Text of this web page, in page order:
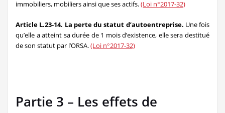
immobiliers, mobiliers ainsi que ses actifs.(Loi n°2017-32)
Article L.23-14. La perte du statut d’autoentreprise. Une fois
qu’elle a atteint sa durée de 1 mois d’existence, elle sera destitué
de son statut par l’ORSA.(Loi n°2017-32)
Partie 3 – Les effets de